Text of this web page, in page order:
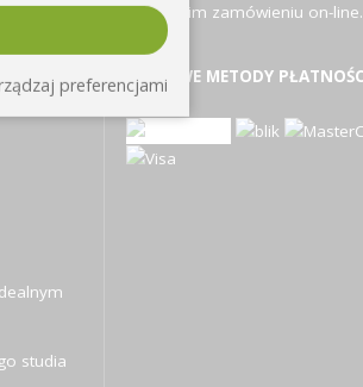
studia
uprzednim zamówieniu on-line.
MOŻLIWE METODY
preferencjami